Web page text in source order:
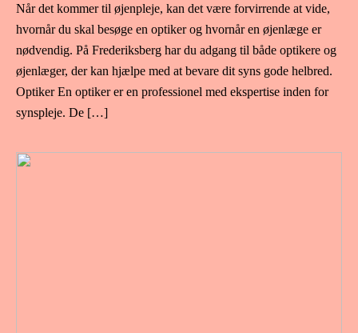
Når det kommer til øjenpleje, kan det være forvirrende at vide,
hvornår du skal besøge en optiker og hvornår en øjenlæge er
nødvendig. På Frederiksberg har du adgang til både optikere og
øjenlæger, der kan hjælpe med at bevare dit syns gode helbred.
Optiker En optiker er en professionel med ekspertise inden for
synspleje. De […]